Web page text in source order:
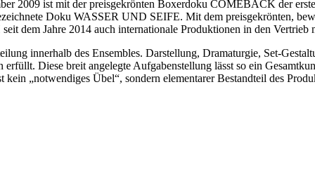
2009 ist mit der preisgekrönten Boxerdoku COMEBACK der
Doku WASSER UND SEIFE. Mit dem preisgekrönten,
dem Jahre 2014 auch internationale Produktionen in den Vertrieb
innerhalb des Ensembles. Darstellung, Dramaturgie, Set-
Diese breit angelegte Aufgabenstellung lässt so ein
„notwendiges Übel“, sondern elementarer Bestandteil des